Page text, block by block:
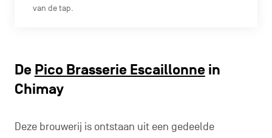
van de tap.
De Pico Brasserie Escaillonnein
Chimay
Deze brouwerij is ontstaan uit een gedeelde